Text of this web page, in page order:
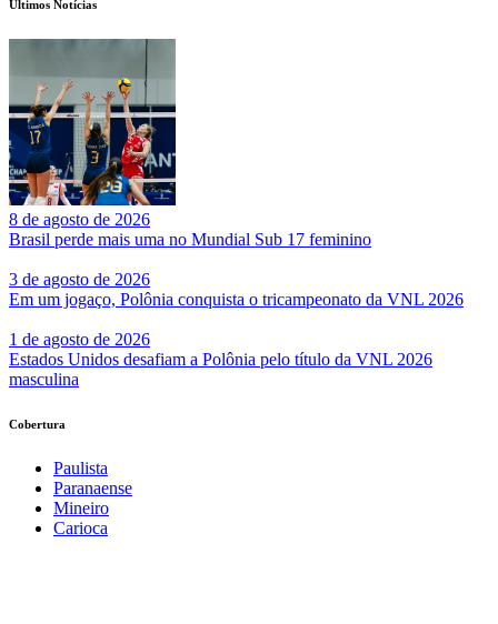
Últimos Notícias
8 de agosto de 2026
Brasil perde mais uma no Mundial Sub 17 feminino
3 de agosto de 2026
Em um jogaço, Polônia conquista o tricampeonato da VNL 2026
1 de agosto de 2026
Estados Unidos desafiam a Polônia pelo título da VNL 2026
masculina
Cobertura
Paulista
Paranaense
Mineiro
Carioca